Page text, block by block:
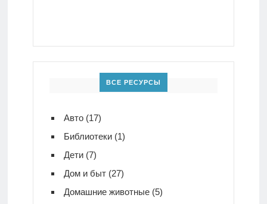
ВСЕ РЕСУРСЫ
Авто(17)
Библиотеки(1)
Дети(7)
Дом и быт(27)
Домашние животные(5)